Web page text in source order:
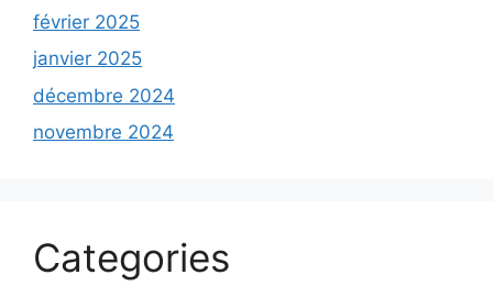
février 2025
janvier 2025
décembre 2024
novembre 2024
Categories